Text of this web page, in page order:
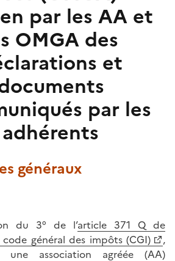
par les AA et
OMGA des
et
par les
adhérents
généraux
du 3° de l’article 371 Q de
code général des impôts (CGI)
,
une association agréée (AA)